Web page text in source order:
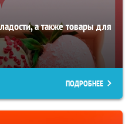
а также товары для
ПОДРОБНЕЕ